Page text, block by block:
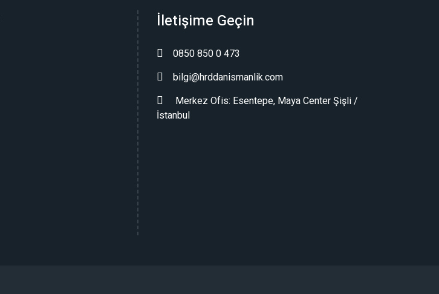
İletişime Geçin
0850 850 0 473
bilgi@hrddanismanlik.com
Merkez Ofis: Esentepe, Maya Center Şişli /
İstanbul